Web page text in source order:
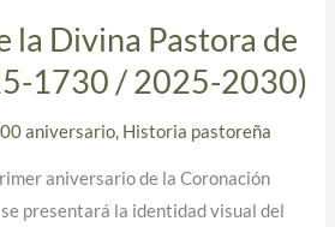
la Divina Pastora de
1730 / 2025-2030)
aniversario, Historia pastoreña
aniversario de la Coronación
presentará la identidad visual del